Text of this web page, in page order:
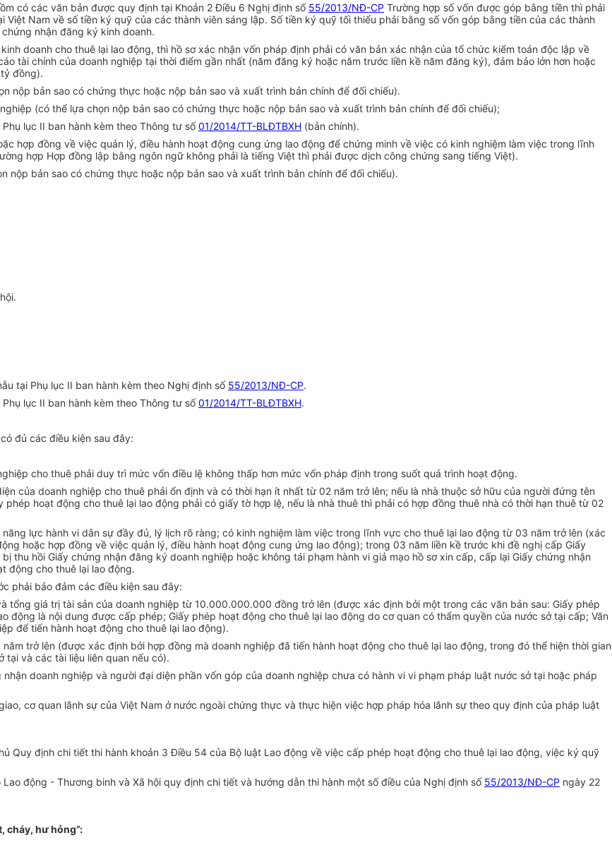
có các văn bản được quy định tại Khoản 2 Điều 6 Nghị định số 55/2013/NĐ-CP Trường hợp số vốn được góp bằng tiền thì phải
Nam về số tiền ký quỹ của các thành viên sáng lập. Số tiền ký quỹ tối thiểu phải bằng số vốn góp bằng tiền của các thành
nhận đăng ký kinh doanh.
doanh cho thuê lại lao động, thì hồ sơ xác nhận vốn pháp định phải có văn bản xác nhận của tổ chức kiểm toán độc lập về
tài chính của doanh nghiệp tại thời điểm gần nhất (năm đăng ký hoặc năm trước liền kề năm đăng ký), đảm bảo lớn hơn hoặc
đồng).
nộp bản sao có chứng thực hoặc nộp bản sao và xuất trình bản chính để đối chiếu).
(có thể lựa chọn nộp bản sao có chứng thực hoặc nộp bản sao và xuất trình bản chính để đối chiếu);
lục II ban hành kèm theo Thông tư số01/2014/TT-BLĐTBXH (bản chính).
hợp đồng về việc quản lý, điều hành hoạt động cung ứng lao động để chứng minh về việc có kinh nghiệm làm việc trong lĩnh
hợp Hợp đồng lập bằng ngôn ngữ không phải là tiếng Việt thì phải được dịch công chứng sang tiếng Việt).
nộp bản sao có chứng thực hoặc nộp bản sao và xuất trình bản chính để đối chiếu).
tại Phụ lục II ban hành kèm theo Nghị định số 55/2013/NĐ-CP.
lục II ban hành kèm theo Thông tư số01/2014/TT-BLĐTBXH.
đủ các điều kiện sau đây:
cho thuê phải duy trì mức vốn điều lệ không thấp hơn mức vốn pháp định trong suốt quá trình hoạt động.
của doanh nghiệp cho thuê phải ổn định và có thời hạn ít nhất từ 02 năm trở lên; nếu là nhà thuộc sở hữu của người đứng tên
hoạt động cho thuê lại lao động phải có giấy tờ hợp lệ, nếu là nhà thuê thì phải có hợp đồng thuê nhà có thời hạn thuê từ 02
lực hành vi dân sự đầy đủ, lý lịch rõ ràng; có kinh nghiệm làm việc trong lĩnh vực cho thuê lại lao động từ 03 năm trở lên (xác
hoặc hợp đồng về việc quản lý, điều hành hoạt động cung ứng lao động); trong 03 năm liền kề trước khi đề nghị cấp Giấy
thu hồi Giấy chứng nhận đăng ký doanh nghiệp hoặc không tái phạm hành vi giả mạo hồ sơ xin cấp, cấp lại Giấy chứng nhận
động cho thuê lại lao động.
phải bảo đảm các điều kiện sau đây:
tổng giá trị tài sản của doanh nghiệp từ 10.000.000.000 đồng trở lên (được xác định bởi một trong các văn bản sau: Giấy phép
động là nội dung được cấp phép; Giấy phép hoạt động cho thuê lại lao động do cơ quan có thẩm quyền của nước sở tại cấp; Văn
để tiến hành hoạt động cho thuê lại lao động).
trở lên (được xác định bởi hợp đồng mà doanh nghiệp đã tiến hành hoạt động cho thuê lại lao động, trong đó thể hiện thời gian
và các tài liệu liên quan nếu có).
doanh nghiệp và người đại diện phần vốn góp của doanh nghiệp chưa có hành vi vi phạm pháp luật nước sở tại hoặc pháp
cơ quan lãnh sự của Việt Nam ở nước ngoài chứng thực và thực hiện việc hợp pháp hóa lãnh sự theo quy định của pháp luật
Quy định chi tiết thi hành khoản 3 Điều 54 của Bộ luật Lao động về việc cấp phép hoạt động cho thuê lại lao động, việc ký quỹ
động - Thương binh và Xã hội quy định chi tiết và hướng dẫn thi hành một số điều của Nghị định số 55/2013/NĐ-CP ngày 22
cháy, hư hỏng”: